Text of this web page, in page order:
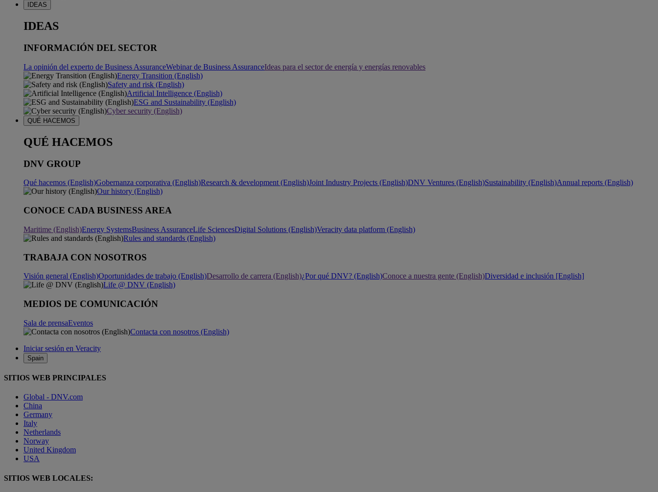
IDEAS
IDEAS
INFORMACIÓN DEL SECTOR
La opinión del experto de Business AssuranceWebinar de Business AssuranceIdeas para el sector de energía y energías renovables
Energy Transition (English)
Safety and risk (English)
Artificial Intelligence (English)
ESG and Sustainability (English)
Cyber security (English)
QUÉ HACEMOS
QUÉ HACEMOS
DNV GROUP
Qué hacemos (English)Gobernanza corporativa (English)Research & development (English)Joint Industry Projects (English)DNV Ventures (English)Sustainability (English)Annual reports (English)
Our history (English)
CONOCE CADA BUSINESS AREA
Maritime (English)Energy SystemsBusiness AssuranceLife SciencesDigital Solutions (English)Veracity data platform (English)
Rules and standards (English)
TRABAJA CON NOSOTROS
Visión general (English)Oportunidades de trabajo (English)Desarrollo de carrera (English)¿Por qué DNV? (English)Conoce a nuestra gente (English)Diversidad e inclusión [English]
Life @ DNV (English)
MEDIOS DE COMUNICACIÓN
Sala de prensaEventos
Contacta con nosotros (English)
Iniciar sesión en Veracity
Spain
SITIOS WEB PRINCIPALES
Global - DNV.com
China
Germany
Italy
Netherlands
Norway
United Kingdom
USA
SITIOS WEB LOCALES: